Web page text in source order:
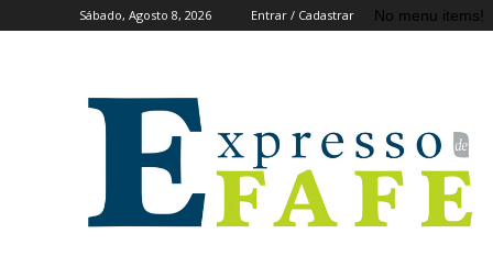
Sábado, Agosto 8, 2026 Entrar / Cadastrar No menu items!